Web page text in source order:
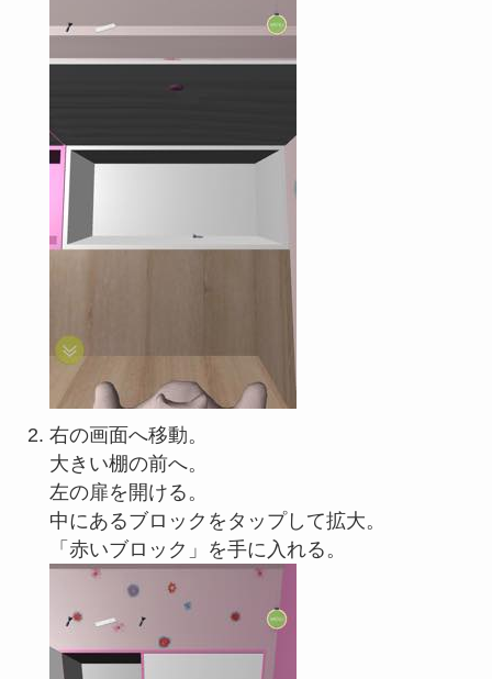
右の画面へ移動。
大きい棚の前へ。
左の扉を開ける。
中にあるブロックをタップして拡大。
「赤いブロック」を手に入れる。